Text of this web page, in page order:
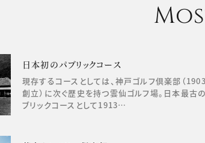
日本初のパブリックコース
現存するコースとしては、神戸ゴルフ倶楽部（
創立）に次ぐ歴史を持つ雲仙ゴルフ場。日本最古
ブリックコースとして1913…